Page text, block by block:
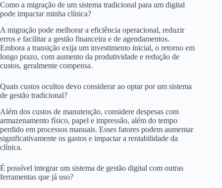
Como a migração de um sistema tradicional para um digital
pode impactar minha clínica?
A migração pode melhorar a eficiência operacional, reduzir
erros e facilitar a gestão financeira e de agendamentos.
Embora a transição exija um investimento inicial, o retorno em
longo prazo, com aumento da produtividade e redução de
custos, geralmente compensa.
Quais custos ocultos devo considerar ao optar por um sistema
de gestão tradicional?
Além dos custos de manutenção, considere despesas com
armazenamento físico, papel e impressão, além do tempo
perdido em processos manuais. Esses fatores podem aumentar
significativamente os gastos e impactar a rentabilidade da
clínica.
É possível integrar um sistema de gestão digital com outras
ferramentas que já uso?